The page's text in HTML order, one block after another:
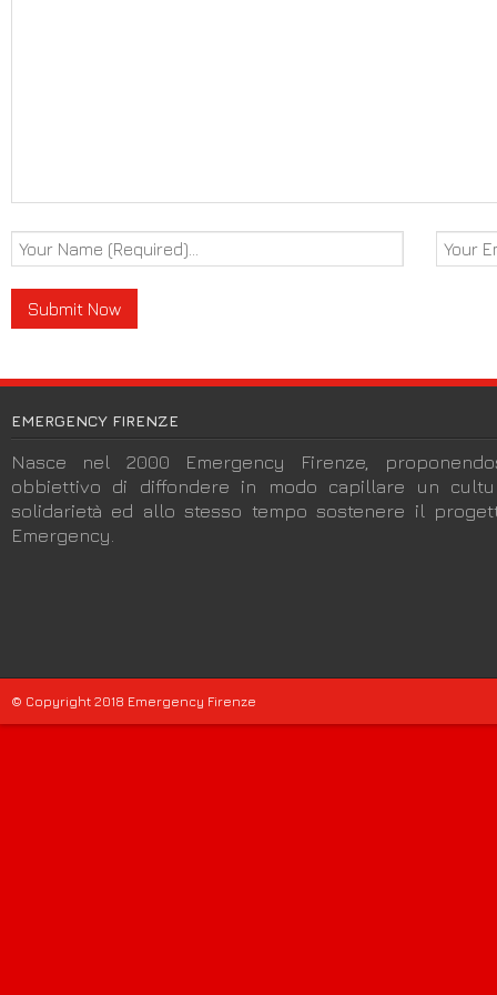
EMERGENCY FIRENZE
Nasce nel 2000 Emergency Firenze,
obbiettivo di diffondere in modo capillare un
solidarietà ed allo stesso tempo sostenere il
Emergency.
© Copyright 2018 Emergency Firenze